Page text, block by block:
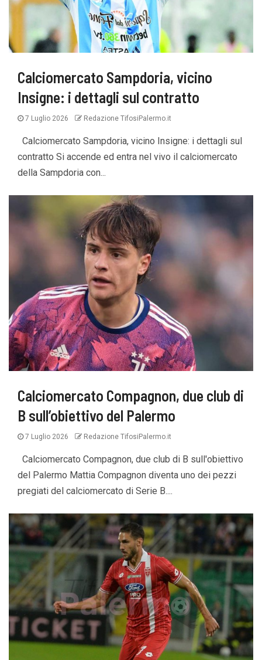
Calciomercato Sampdoria, vicino
Insigne: i dettagli sul contratto
7 Luglio 2026 Redazione TifosiPalermo.it
Calciomercato Sampdoria, vicino Insigne: i dettagli sul
contratto Si accende ed entra nel vivo il calciomercato
della Sampdoria con...
Calciomercato Compagnon, due club di
B sull’obiettivo del Palermo
7 Luglio 2026 Redazione TifosiPalermo.it
Calciomercato Compagnon, due club di B sull'obiettivo
del Palermo Mattia Compagnon diventa uno dei pezzi
pregiati del calciomercato di Serie B....